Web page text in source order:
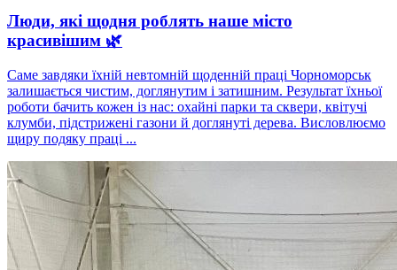
Люди, які щодня роблять наше місто
красивішим 🌿
Саме завдяки їхній невтомній щоденній праці Чорноморськ
залишається чистим, доглянутим і затишним. Результат їхньої
роботи бачить кожен із нас: охайні парки та сквери, квітучі
клумби, підстрижені газони й доглянуті дерева. Висловлюємо
щиру подяку праці ...